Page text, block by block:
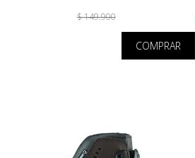
$ 149.900
COMPRAR